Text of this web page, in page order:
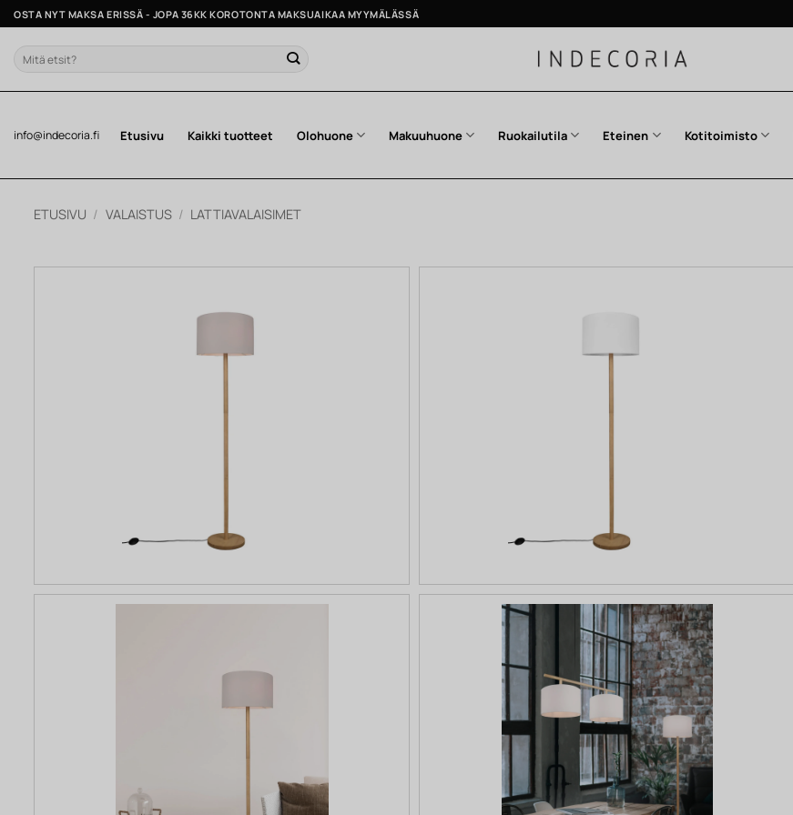
Skip
to
content
OSTA NYT MAKSA ERISSÄ - JOPA 36KK KOROTONTA MAKSUAIKAA MYYMÄLÄSSÄ
Etsi:
info@indecoria.fi Etusivu Kaikki tuotteet Olohuone Makuuhuone Ruokailutila Eteinen Kotitoimisto
ETUSIVU / VALAISTUS / LATTIAVALAISIMET